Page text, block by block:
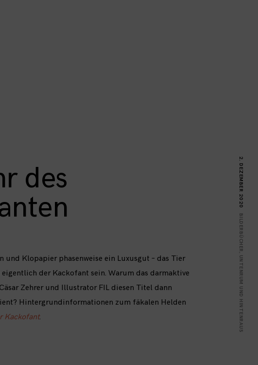
des
2. DEZEMBER 2020
BILDERBÜCHER
,
UNTENRUM UND HINTENRAUS
und Klopapier phasenweise ein Luxusgut – das Tier
eigentlich der Kackofant sein. Warum das darmaktive
Zehrer und Illustrator FIL diesen Titel dann
Hintergrundinformationen zum fäkalen Helden
Kackofant.